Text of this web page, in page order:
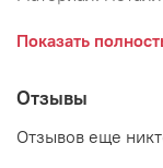
Страна: Бельгия
Показать
Отзывы
Отзывов еще